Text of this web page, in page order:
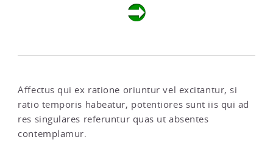
Affectus qui ex ratione oriuntur vel excitantur, si
ratio temporis habeatur, potentiores sunt iis qui ad
res singulares referuntur quas ut absentes
contemplamur.